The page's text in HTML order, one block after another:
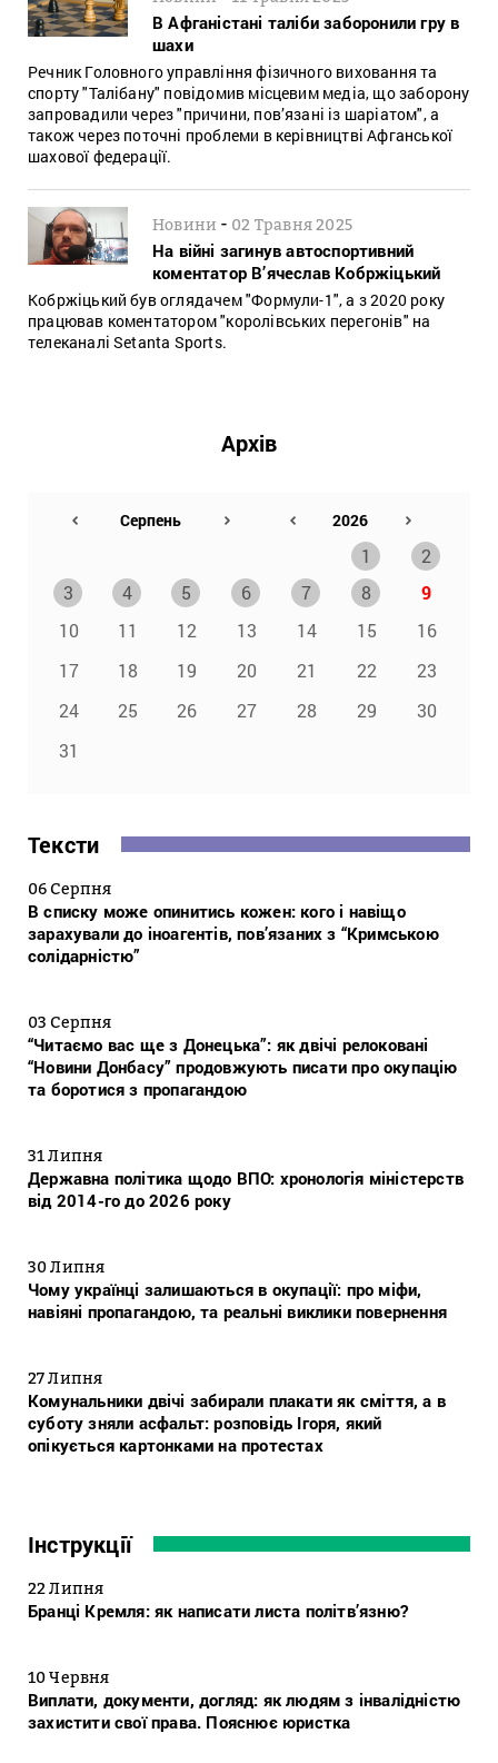
В Афганістані таліби заборонили гру в
шахи
Речник Головного управління фізичного виховання та
спорту "Талібану" повідомив місцевим медіа, що заборону
запровадили через "причини, пов’язані із шаріатом", а
також через поточні проблеми в керівництві Афганської
шахової федерації.
Новини - 02 Травня 2025
На війні загинув автоспортивний
коментатор В’ячеслав Кобржіцький
Кобржіцький був оглядачем "Формули-1", а з 2020 року
працював коментатором "королівських перегонів" на
телеканалі Setanta Sports.
Архів
1
2
3
4 5 6 7 8
9
10
11 12 13 14 15
16
17
18 19 20 21 22
23
24
25 26 27 28 29
30
31
Тексти
06 Серпня
В списку може опинитись кожен: кого і навіщо
зарахували до іноагентів, пов’язаних з “Кримською
солідарністю”
03 Серпня
“Читаємо вас ще з Донецька”: як двічі релоковані
“Новини Донбасу” продовжують писати про окупацію
та боротися з пропагандою
31 Липня
Державна політика щодо ВПО: хронологія міністерств
від 2014-го до 2026 року
30 Липня
Чому українці залишаються в окупації: про міфи,
навіяні пропагандою, та реальні виклики повернення
27 Липня
Комунальники двічі забирали плакати як сміття, а в
суботу зняли асфальт: розповідь Ігоря, який
опікується картонками на протестах
Інструкції
22 Липня
Бранці Кремля: як написати листа політв’язню?
10 Червня
Виплати, документи, догляд: як людям з інвалідністю
захистити свої права. Пояснює юристка